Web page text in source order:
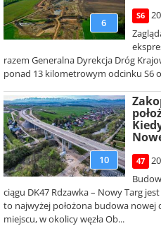
6
S6
razem Generalna Dyrekcja Dróg
ponad 13 kilometrowym odcinku S6
10 47
ciągu DK47 Rdzawka – Nowy Targ
to najwyżej położona budowa nowej
miejscu, w okolicy węzła Ob...